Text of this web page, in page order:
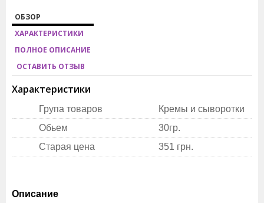
ОБЗОР
ХАРАКТЕРИСТИКИ
ПОЛНОЕ ОПИСАНИЕ
ОСТАВИТЬ ОТЗЫВ
Характеристики
Група товаров
Кремы и сыворотки
Обьем
30гр.
Старая цена
351 грн.
Описание